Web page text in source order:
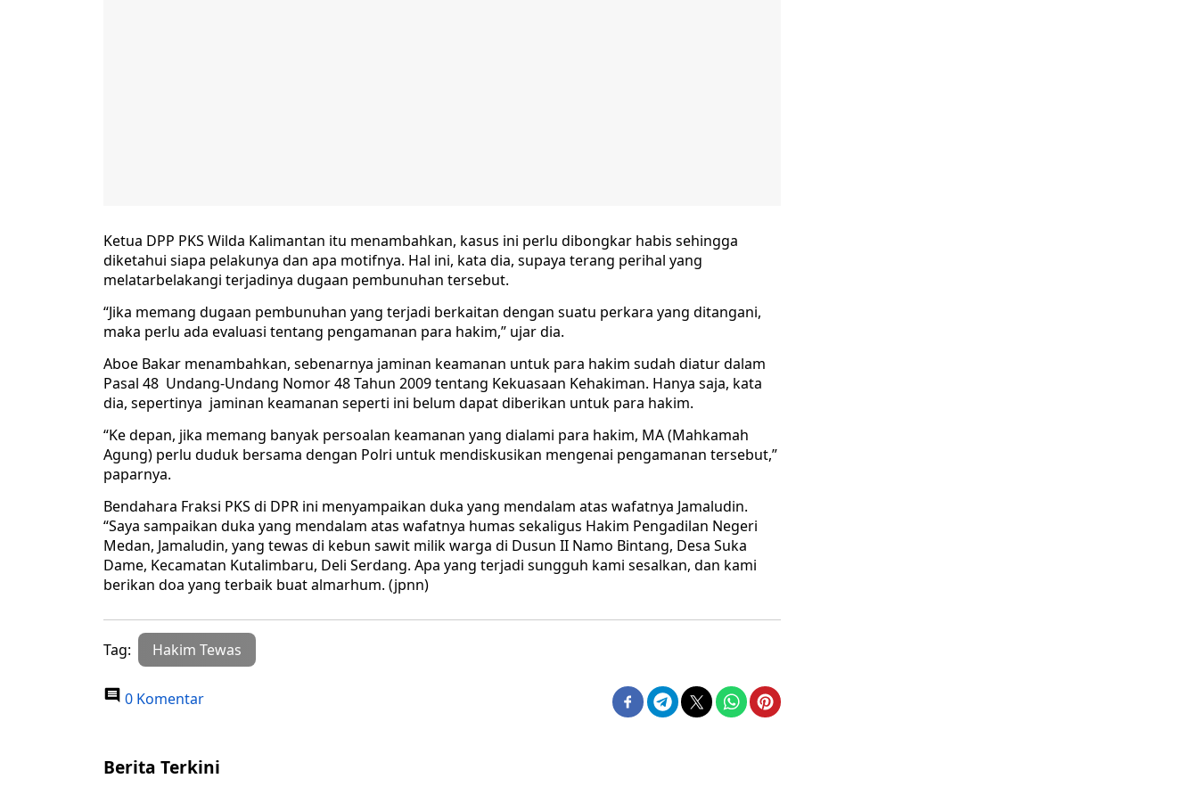
Ketua DPP PKS Wilda Kalimantan itu menambahkan, kasus ini perlu dibongkar habis sehingga
diketahui siapa pelakunya dan apa motifnya. Hal ini, kata dia, supaya terang perihal yang
melatarbelakangi terjadinya dugaan pembunuhan tersebut.
“Jika memang dugaan pembunuhan yang terjadi berkaitan dengan suatu perkara yang ditangani,
maka perlu ada evaluasi tentang pengamanan para hakim,” ujar dia.
Aboe Bakar menambahkan, sebenarnya jaminan keamanan untuk para hakim sudah diatur dalam
Pasal 48 Undang-Undang Nomor 48 Tahun 2009 tentang Kekuasaan Kehakiman. Hanya saja, kata
dia, sepertinya jaminan keamanan seperti ini belum dapat diberikan untuk para hakim.
“Ke depan, jika memang banyak persoalan keamanan yang dialami para hakim, MA (Mahkamah
Agung) perlu duduk bersama dengan Polri untuk mendiskusikan mengenai pengamanan tersebut,”
paparnya.
Bendahara Fraksi PKS di DPR ini menyampaikan duka yang mendalam atas wafatnya Jamaludin.
“Saya sampaikan duka yang mendalam atas wafatnya humas sekaligus Hakim Pengadilan Negeri
Medan, Jamaludin, yang tewas di kebun sawit milik warga di Dusun II Namo Bintang, Desa Suka
Dame, Kecamatan Kutalimbaru, Deli Serdang. Apa yang terjadi sungguh kami sesalkan, dan kami
berikan doa yang terbaik buat almarhum. (jpnn)
Tag: Hakim Tewas
0 Komentar
Berita Terkini